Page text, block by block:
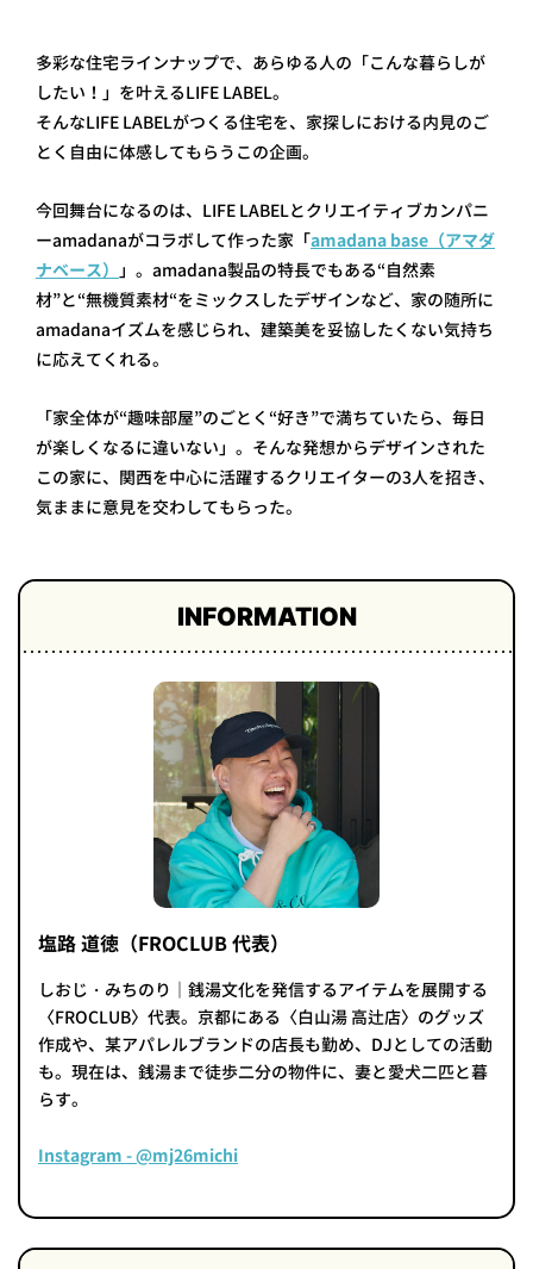
多彩な住宅ラインナップで、あらゆる人の「こんな暮らしが
したい！」を叶えるLIFE LABEL。
そんなLIFE LABELがつくる住宅を、家探しにおける内見のご
とく自由に体感してもらうこの企画。
今回舞台になるのは、LIFE LABELとクリエイティブカンパニ
ーamadanaがコラボして作った家「amadana base（アマダ
ナベース）
」。amadana製品の特長でもある“自然素
材”と“無機質素材“をミックスしたデザインなど、家の随所に
amadanaイズムを感じられ、建築美を妥協したくない気持ち
に応えてくれる。
「家全体が“趣味部屋”のごとく“好き”で満ちていたら、毎日
が楽しくなるに違いない」。そんな発想からデザインされた
この家に、関西を中心に活躍するクリエイターの3人を招き、
気ままに意見を交わしてもらった。
INFORMATION
塩路 道徳（FROCLUB 代表）
しおじ・みちのり｜銭湯文化を発信するアイテムを展開する
〈FROCLUB〉代表。京都にある〈白山湯 高辻店〉のグッズ
作成や、某アパレルブランドの店長も勤め、DJとしての活動
も。現在は、銭湯まで徒歩二分の物件に、妻と愛犬二匹と暮
らす。
Instagram - @mj26michi